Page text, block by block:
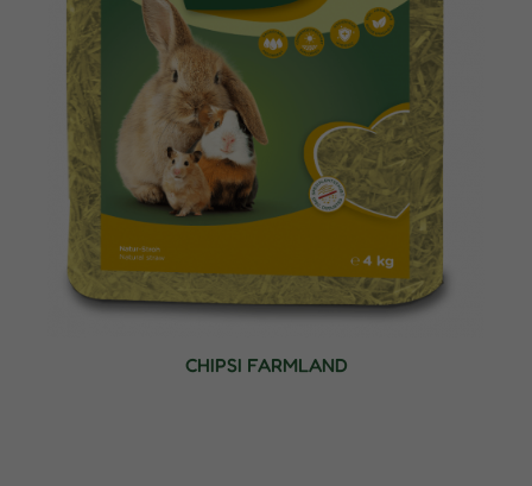
CHIPSI FARMLAND